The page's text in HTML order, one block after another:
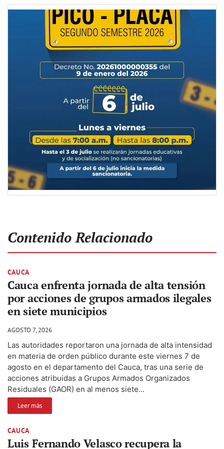
Contenido Relacionado
CAUCA
Cauca enfrenta jornada de alta tensión
por acciones de grupos armados ilegales
en siete municipios
AGOSTO 7, 2026
Las autoridades reportaron una jornada de alta intensidad
en materia de orden público durante este viernes 7 de
agosto en el departamento del Cauca, tras una serie de
acciones atribuidas a Grupos Armados Organizados
Residuales (GAOR) en al menos siete...
Leer más
CAUCA
Luis Fernando Velasco recupera la